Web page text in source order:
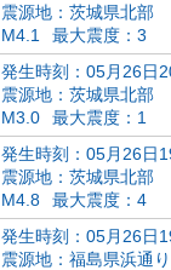
震源地：茨城県北部
M4.1
最大震度：3
発生時刻：05月26日
震源地：茨城県北部
M3.0
最大震度：1
発生時刻：05月26日
震源地：茨城県北部
M4.8
最大震度：4
発生時刻：05月26日
震源地：福島県浜通り